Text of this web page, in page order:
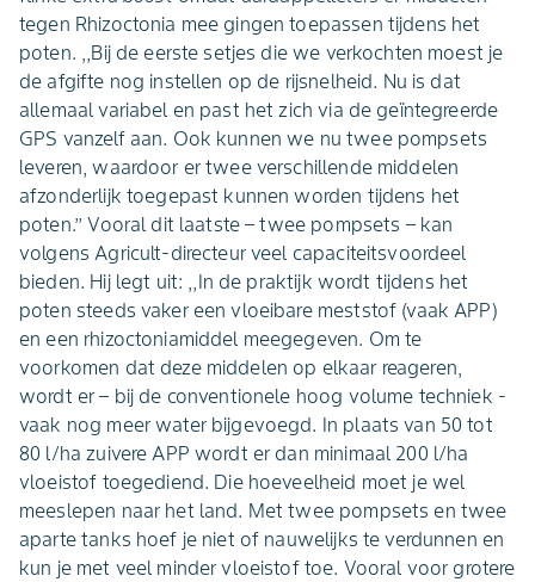
tegen Rhizoctonia mee gingen toepassen tijdens het
poten. ,,Bij de eerste setjes die we verkochten moest je
de afgifte nog instellen op de rijsnelheid. Nu is dat
allemaal variabel en past het zich via de geïntegreerde
GPS vanzelf aan. Ook kunnen we nu twee pompsets
leveren, waardoor er twee verschillende middelen
afzonderlijk toegepast kunnen worden tijdens het
poten.’’ Vooral dit laatste – twee pompsets – kan
volgens Agricult-directeur veel capaciteitsvoordeel
bieden. Hij legt uit: ,,In de praktijk wordt tijdens het
poten steeds vaker een vloeibare meststof (vaak APP)
en een rhizoctoniamiddel meegegeven. Om te
voorkomen dat deze middelen op elkaar reageren,
wordt er – bij de conventionele hoog volume techniek -
vaak nog meer water bijgevoegd. In plaats van 50 tot
80 l/ha zuivere APP wordt er dan minimaal 200 l/ha
vloeistof toegediend. Die hoeveelheid moet je wel
meeslepen naar het land. Met twee pompsets en twee
aparte tanks hoef je niet of nauwelijks te verdunnen en
kun je met veel minder vloeistof toe. Vooral voor grotere